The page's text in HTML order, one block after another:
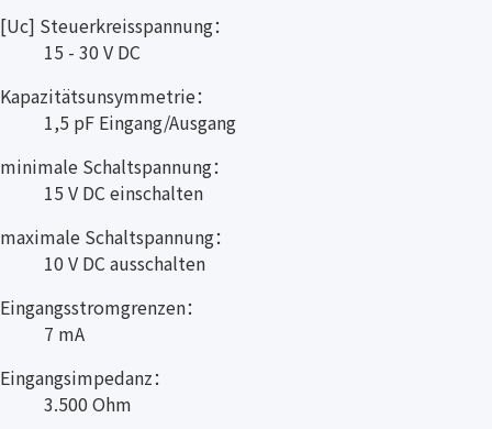
[Uc] Steuerkreisspannung：
15 - 30 V DC
Kapazitätsunsymmetrie：
1,5 pF Eingang/Ausgang
minimale Schaltspannung：
15 V DC einschalten
maximale Schaltspannung：
10 V DC ausschalten
Eingangsstromgrenzen：
7 mA
Eingangsimpedanz：
3.500 Ohm